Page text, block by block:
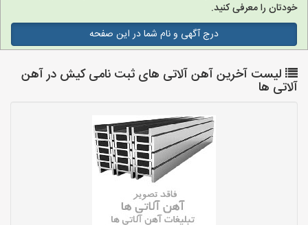
خودتان را معرفی کنید.
درج آگهی و نام شما در این صفحه
لیست آخرین آهن آلاتی های ثبت نامی کیش در آهن
آلاتی ها